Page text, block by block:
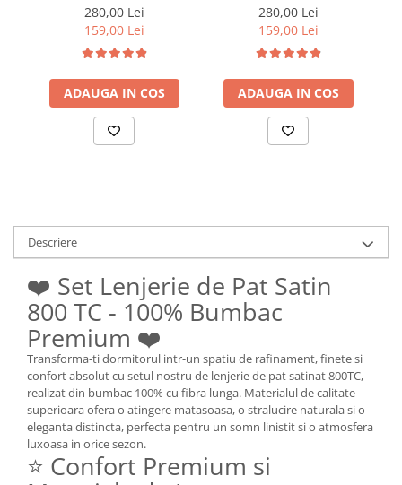
piese, cearceaf pat cu
elastic, Alb
280,00 Lei
159,00 Lei
ADAUGA IN COS
piese, cearceaf pat cu
elastic, Maro
280,00 Lei
159,00 Lei
ADAUGA IN COS
Descriere
❤️ Set Lenjerie de Pat Satin
800 TC - 100% Bumbac
Premium ❤️
Transforma-ti dormitorul intr-un spatiu de rafinament, finete si
confort absolut cu setul nostru de lenjerie de pat satinat 800TC,
realizat din bumbac 100% cu fibra lunga. Materialul de calitate
superioara ofera o atingere matasoasa, o stralucire naturala si o
eleganta distincta, perfecta pentru un somn linistit si o atmosfera
luxoasa in orice sezon.
⭐ Confort Premium si